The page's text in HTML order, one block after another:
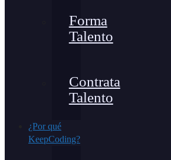
Forma
Talento
Contrata
Talento
¿Por qué
KeepCoding?